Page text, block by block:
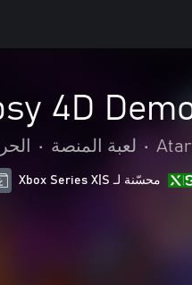
4D
• لعبة المنصة •
محسّنة لـ Xbox Series X|S